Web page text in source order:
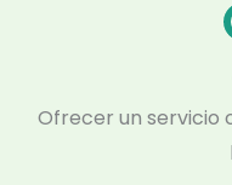
Ofrecer un servicio